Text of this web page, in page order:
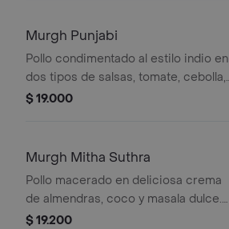
Murgh Punjabi
Pollo condimentado al estilo indio en
dos tipos de salsas, tomate, cebolla,
masala y aliño especial kasturi methi.
$ 19.000
Murgh Mitha Suthra
Pollo macerado en deliciosa crema
de almendras, coco y masala dulce.
(contiene frutos secos)
$ 19.200